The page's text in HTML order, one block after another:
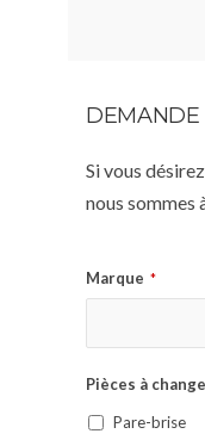
DEMANDE
Si vous
nous sommes
Marque *
Pièces à
Pare-brise